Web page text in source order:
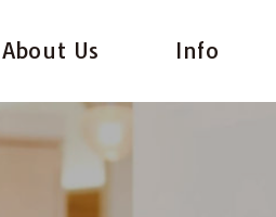
About Us Info